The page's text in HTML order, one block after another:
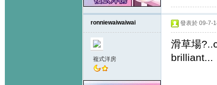
ronniewaiwaiwai
複式洋房
發表於 09-7-
滑草場
brilliant...